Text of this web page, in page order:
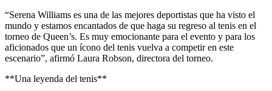
“Serena Williams es una de las mejores deportistas que ha visto el
mundo y estamos encantados de que haga su regreso al tenis en el
torneo de Queen’s. Es muy emocionante para el evento y para los
aficionados que un ícono del tenis vuelva a competir en este
escenario”, afirmó Laura Robson, directora del torneo.
**Una leyenda del tenis**